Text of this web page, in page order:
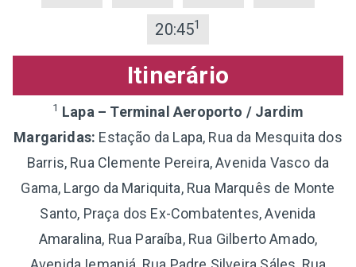
20:451
Itinerário
1 Lapa – Terminal Aeroporto / Jardim
Margaridas: Estação da Lapa, Rua da Mesquita dos
Barris, Rua Clemente Pereira, Avenida Vasco da
Gama, Largo da Mariquita, Rua Marquês de Monte
Santo, Praça dos Ex-Combatentes, Avenida
Amaralina, Rua Paraíba, Rua Gilberto Amado,